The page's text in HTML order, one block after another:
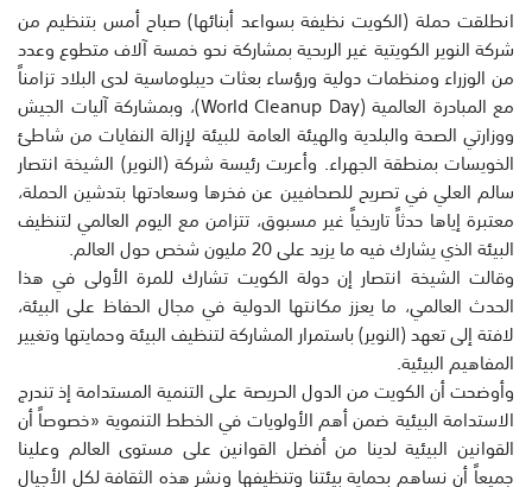
انطلقت حملة (الكويت نظيفة بسواعد أبنائها) صباح أمس بتنظيم من
شركة النوير الكويتية غير الربحية بمشاركة نحو خمسة آلاف متطوع وعدد
من الوزراء ومنظمات دولية ورؤساء بعثات ديبلوماسية لدى البلاد تزامناً
مع المبادرة العالمية (World Cleanup Day)، وبمشاركة آليات الجيش
ووزارتي الصحة والبلدية والهيئة العامة للبيئة لإزالة النفايات من شاطئ
الخويسات بمنطقة الجهراء. وأعربت رئيسة شركة (النوير) الشيخة انتصار
سالم العلي في تصريح للصحافيين عن فخرها وسعادتها بتدشين الحملة،
معتبرة إياها حدثاً تاريخياً غير مسبوق، تتزامن مع اليوم العالمي لتنظيف
البيئة الذي يشارك فيه ما يزيد على 20 مليون شخص حول العالم.
وقالت الشيخة انتصار إن دولة الكويت تشارك للمرة الأولى في هذا
الحدث العالمي، ما يعزز مكانتها الدولية في مجال الحفاظ على البيئة،
لافتة إلى تعهد (النوير) باستمرار المشاركة لتنظيف البيئة وحمايتها وتغيير
المفاهيم البيئية.
وأوضحت أن الكويت من الدول الحريصة على التنمية المستدامة إذ تندرج
الاستدامة البيئية ضمن أهم الأولويات في الخطط التنموية «خصوصاً أن
القوانين البيئية لدينا من أفضل القوانين على مستوى العالم وعلينا
جميعاً أن نساهم بحماية بيئتنا وتنظيفها ونشر هذه الثقافة لكل الأجيال